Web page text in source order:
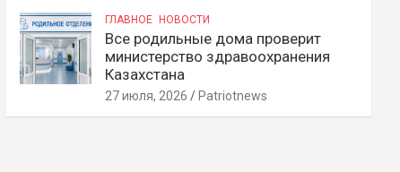
ГЛАВНОЕ НОВОСТИ
Все родильные дома проверит
министерство здравоохранения
Казахстана
27 июля, 2026 Patriotnews